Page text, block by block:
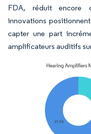
FDA, réduit encore
innovations
capter une part
amplificateurs auditifs